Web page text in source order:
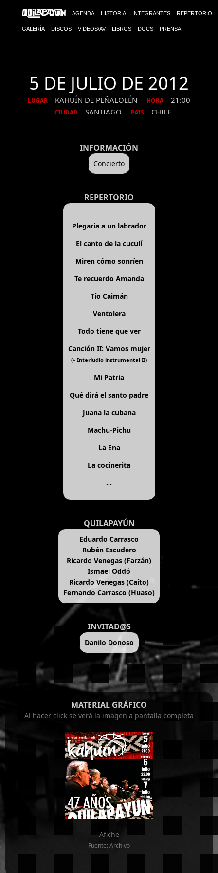
AGENDA HISTORIA INTEGRANTES REPERTORIO
GALERÍA DISCOS VIDEOS/AV LIBROS DOCS PRENSA
5 DE JULIO DE 2012
LUGAR KAHUÍN DE PEÑALOLÉN HORA 21:00
CIUDAD SANTIAGO PAIS CHILE
INFORMACIÓN
Concierto
REPERTORIO
Plegaria a un labrador
El canto de la cuculí
Miren cómo sonríen
Te recuerdo Amanda
Tío Caimán
Ventolera
Todo tiene que ver
Canción II: Vamos mujer
(+ Interludio instrumental II)
Mi Patria
Qué dirá el santo padre
Juana la cubana
Machu-Pichu
La Ena
La cocinerita
...
QUILAPAYÚN
Eduardo Carrasco
Rubén Escudero
Ricardo Venegas (Farzán)
Ismael Oddó
Ricardo Venegas (Caíto)
Fernando Carrasco (Huaso)
INVITAD@S
Danilo Donoso
MATERIAL GRÁFICO
Al hacer click se verá la imagen a pantalla completa
Afiche
Fuente: Archivo